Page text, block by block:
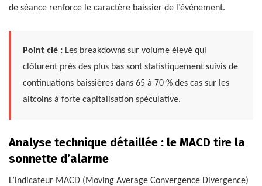
de séance renforce le caractère baissier de l’événement.
Point clé : Les breakdowns sur volume élevé qui
clôturent près des plus bas sont statistiquement suivis de
continuations baissières dans 65 à 70 % des cas sur les
altcoins à forte capitalisation spéculative.
Analyse technique détaillée : le MACD tire la
sonnette d’alarme
L’indicateur MACD (Moving Average Convergence Divergence)